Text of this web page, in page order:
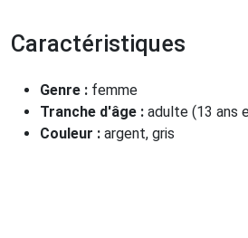
Caractéristiques
Genre : femme
Tranche d'âge : adulte (13 ans
Couleur : argent, gris